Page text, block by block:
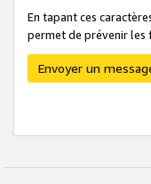
En tapant ces
permet de prévenir les
Envoyer un